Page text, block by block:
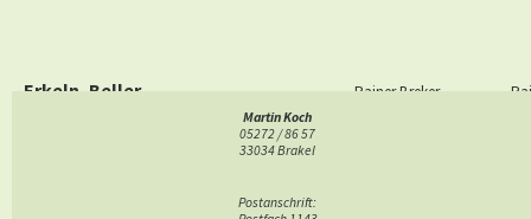
Erkeln, Beller Rainer Breker
Martin Koch
05272 / 86 57
33034 Brakel
Postanschrift: